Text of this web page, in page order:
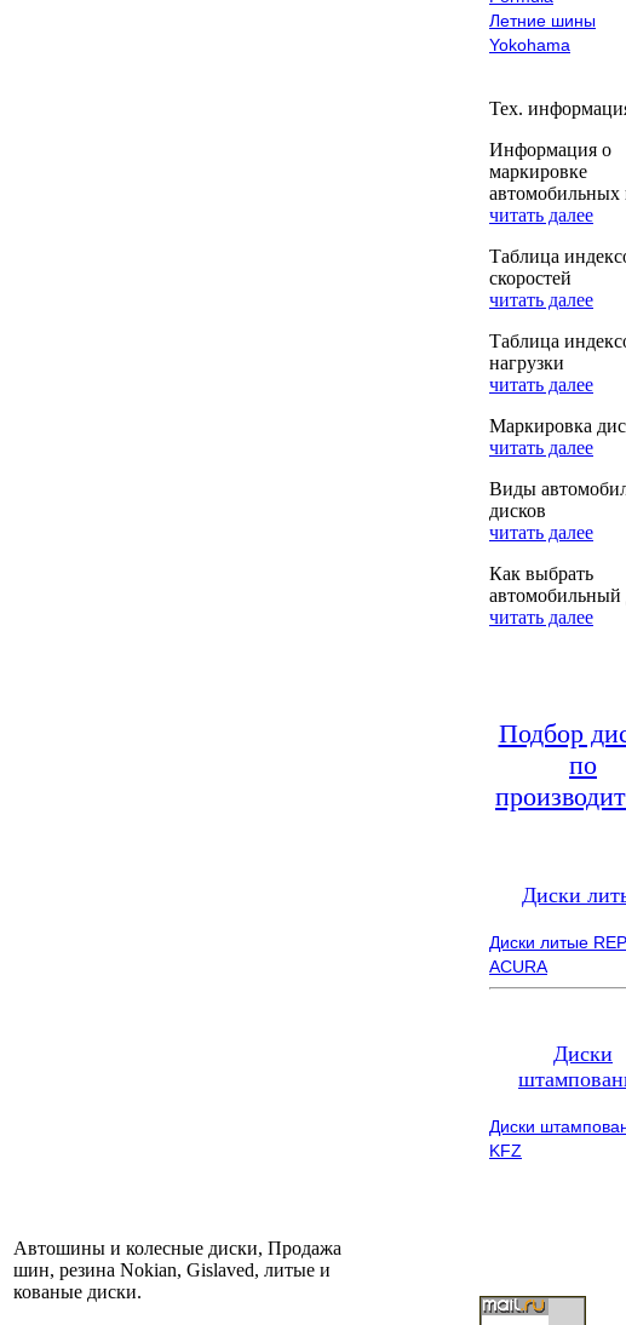
Летние шины
Yokohama
Тех.
Информация о
маркировке
читать далее
Таблица
скоростей
читать далее
Таблица
нагрузки
читать далее
Маркировка
читать далее
Виды
дисков
читать далее
Как выбрать
автомобильный
читать далее
Подбор
по
Диски
Диски литые
ACURA
Диски
Диски
KFZ
Автошины и колесные диски, Продажа
шин, резина Nokian, Gislaved, литые и
кованые диски.